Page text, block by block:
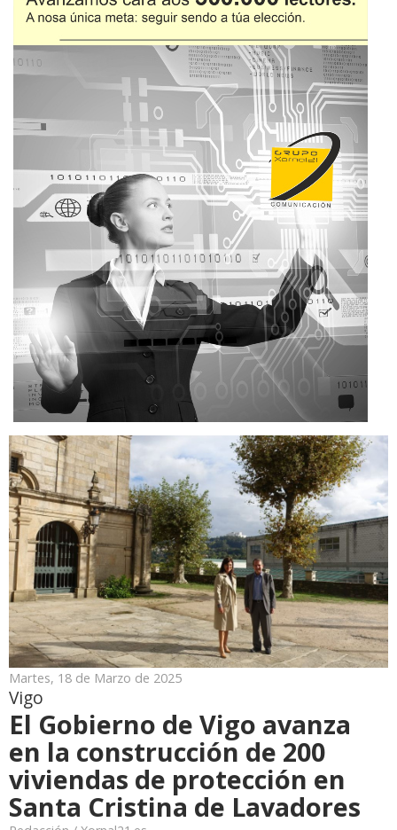
Martes, 18 de Marzo de 2025
Vigo
El Gobierno de Vigo avanza
en la construcción de 200
viviendas de protección en
Santa Cristina de Lavadores